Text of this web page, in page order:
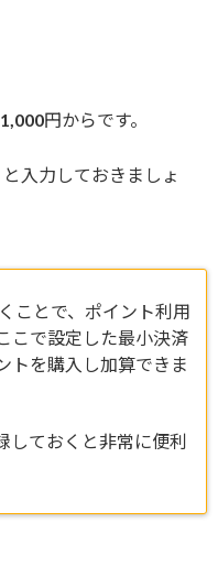
円からです。
入力しておきましょ
ことで、ポイント利用
こで設定した最小決済
トを購入し加算できま
しておくと非常に便利